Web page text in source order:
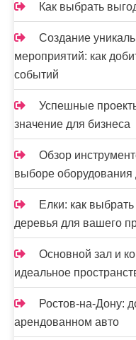
Как выбрать
Создание
мероприятий: как
событий
Успешные
значение для бизнеса
Обзор
выборе оборудования
Елки: как
деревья для вашего
Основной зал и
идеальное
Ростов-на-Дону:
арендованном авто